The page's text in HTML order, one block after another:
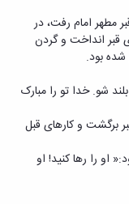
مطهر امام رفت، در
قبر انداخت و گردن
بود.
شو. خدا تو را مبارک
برگشت و کارهای قبل
او را رها کنید! او